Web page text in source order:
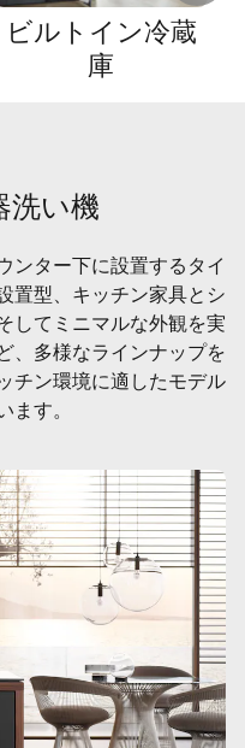
ビルトイン冷蔵
庫
洗い機
ンター下に設置するタイ
置型、キッチン家具とシ
してミニマルな外観を実
、多様なラインナップを
チン環境に適したモデル
ます。